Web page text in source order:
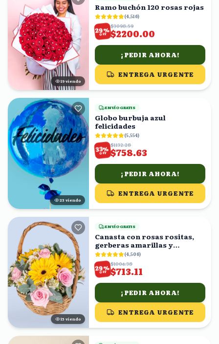
18 viendo
Ramo buchón 120 rosas rojas
(4,516)
29%
OFF
$3098.59
$2200.00
¡PEDIR AHORA!
ENTREGA URGENTE
23 viendo
ENVÍO GRATIS
Globo burbuja azul
felicidades
(5,554)
33%
OFF
$1132.28
$758.63
¡PEDIR AHORA!
ENTREGA URGENTE
15 viendo
ENVÍO GRATIS
Canasta con rosas rositas,
gerberas amarillas y
astromelias blancas
(4,506)
29%
OFF
$1004.38
$713.11
¡PEDIR AHORA!
ENTREGA URGENTE